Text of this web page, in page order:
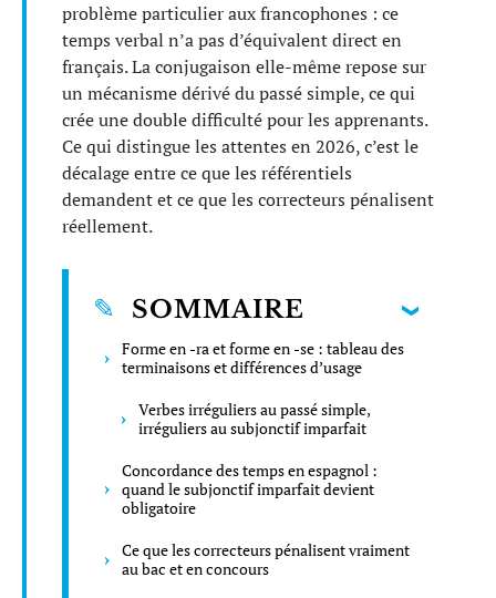
problème particulier aux francophones : ce
temps verbal n’a pas d’équivalent direct en
français. La conjugaison elle-même repose sur
un mécanisme dérivé du passé simple, ce qui
crée une double difficulté pour les apprenants.
Ce qui distingue les attentes en 2026, c’est le
décalage entre ce que les référentiels
demandent et ce que les correcteurs pénalisent
réellement.
SOMMAIRE
Forme en -ra et forme en -se : tableau des
terminaisons et différences d’usage
Verbes irréguliers au passé simple,
irréguliers au subjonctif imparfait
Concordance des temps en espagnol :
quand le subjonctif imparfait devient
obligatoire
Ce que les correcteurs pénalisent vraiment
au bac et en concours